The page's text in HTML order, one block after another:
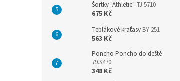
Šortky "Athletic" TJ 5710
675 Kč
Teplákové kraťasy BY 251
563 Kč
Poncho Poncho do deště
79.S470
348 Kč